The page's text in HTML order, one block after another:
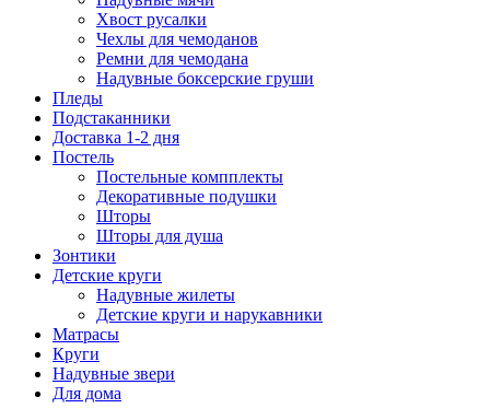
Хвост русалки
Чехлы для чемоданов
Ремни для чемодана
Надувные боксерские груши
Пледы
Подстаканники
Доставка 1-2 дня
Постель
Постельные компплекты
Декоративные подушки
Шторы
Шторы для душа
Зонтики
Детские круги
Надувные жилеты
Детские круги и нарукавники
Матрасы
Круги
Надувные звери
Для дома